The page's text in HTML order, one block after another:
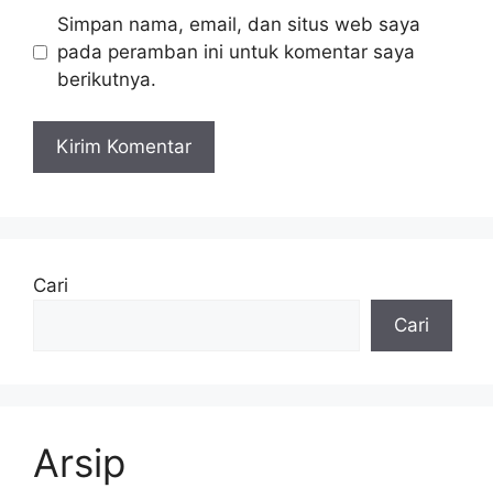
Simpan nama, email, dan situs web saya
pada peramban ini untuk komentar saya
berikutnya.
Cari
Cari
Arsip